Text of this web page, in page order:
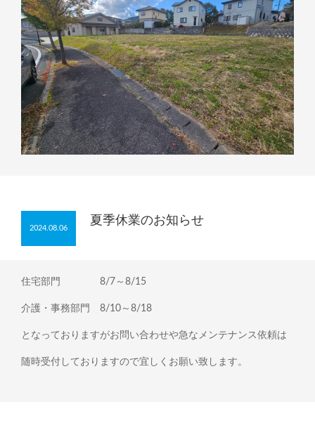
2024.08.06
夏季休業のお知らせ
住宅部門 8/7～8/15
介護・事務部門 8/10～8/18
となっておりますがお問い合わせや急なメンテナンス依頼は
随時受付しておりますので宜しくお願い致します。